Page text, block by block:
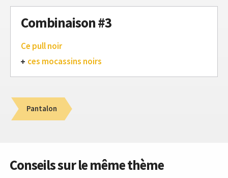
Combinaison #3
Ce pull noir
ces mocassins noirs
Pantalon
Conseils sur le même thème